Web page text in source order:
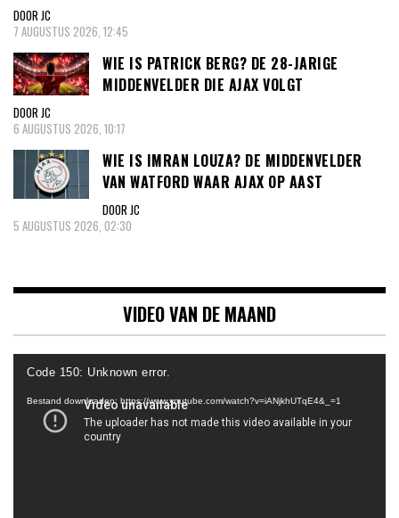
DOOR JC
7 AUGUSTUS 2026, 12:45
WIE IS PATRICK BERG? DE 28-JARIGE
MIDDENVELDER DIE AJAX VOLGT
DOOR JC
6 AUGUSTUS 2026, 10:17
WIE IS IMRAN LOUZA? DE MIDDENVELDER
VAN WATFORD WAAR AJAX OP AAST
DOOR JC
5 AUGUSTUS 2026, 02:30
VIDEO VAN DE MAAND
Videospeler
Code 150: Unknown error.
Bestand downloaden: https://www.youtube.com/watch?v=iANjkhUTqE4&_=1